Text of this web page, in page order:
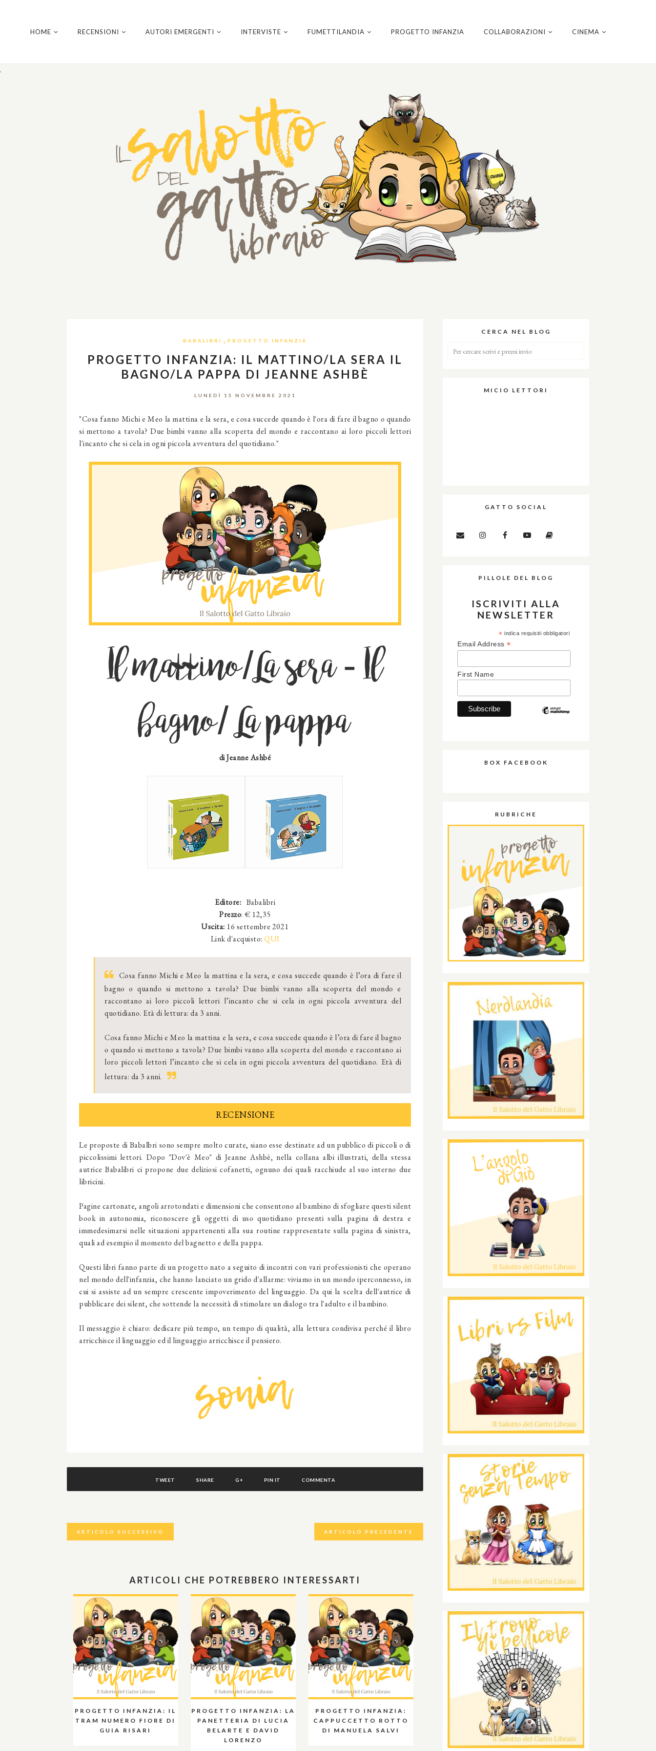
.
HOME RECENSIONI AUTORI EMERGENTI INTERVISTE FUMETTILANDIA PROGETTO INFANZIA COLLABORAZIONI CINEMA
BABALIBRI , PROGETTO INFANZIA
PROGETTO INFANZIA: IL MATTINO/LA SERA IL
BAGNO/LA PAPPA DI JEANNE ASHBÈ
LUNEDÌ 15 NOVEMBRE 2021
"Cosa fanno Michi e Meo la mattina e la sera, e cosa succede quando è l'ora di fare il bagno o quando
si mettono a tavola? Due bimbi vanno alla scoperta del mondo e raccontano ai loro piccoli lettori
l'incanto che si cela in ogni piccola avventura del quotidiano."
Il mattino/La sera - Il
bagno/ La pappa
diJeanne Ashbé
Editore: Babalibri
Prezzo: € 12,35
Uscita: 16 settembre 2021
Link d'acquisto: QUI
Cosa fanno Michi e Meo la mattina e la sera, e cosa succede quando è l’ora di fare il
bagno o quando si mettono a tavola? Due bimbi vanno alla scoperta del mondo e
raccontano ai loro piccoli lettori l’incanto che si cela in ogni piccola avventura del
quotidiano. Età di lettura: da 3 anni.
Cosa fanno Michi e Meo la mattina e la sera, e cosa succede quando è l’ora di fare il bagno
o quando si mettono a tavola? Due bimbi vanno alla scoperta del mondo e raccontano ai
loro piccoli lettori l’incanto che si cela in ogni piccola avventura del quotidiano. Età di
lettura: da 3 anni.
RECENSIONE
Le proposte di Babalbri sono sempre molto curate, siano esse destinate ad un pubblico di piccoli o di
piccolissimi lettori. Dopo "Dov'è Meo" di Jeanne Ashbè, nella collana albi illustrati, della stessa
autrice Babalibri ci propone due deliziosi cofanetti, ognuno dei quali racchiude al suo interno due
libricini.
Pagine cartonate, angoli arrotondati e dimensioni che consentono al bambino di sfogliare questi silent
book in autonomia, riconoscere gli oggetti di uso quotidiano presenti sulla pagina di destra e
immedesimarsi nelle situazioni appartenenti alla sua routine rappresentate sulla pagina di sinistra,
quali ad esempio il momento del bagnetto e della pappa.
Questi libri fanno parte di un progetto nato a seguito di incontri con vari professionisti che operano
nel mondo dell'infanzia, che hanno lanciato un grido d'allarme: viviamo in un mondo iperconnesso, in
cui si assiste ad un sempre crescente impoverimento del linguaggio. Da qui la scelta dell'autrice di
pubblicare dei silent, che sottende la necessità di stimolare un dialogo tra l'adulto e il bambino.
Il messaggio è chiaro: dedicare più tempo, un tempo di qualità, alla lettura condivisa perché il libro
arricchisce il linguaggio ed il linguaggio arricchisce il pensiero.
TWEET SHARE G+ PIN IT COMMENTA
ARTICOLO SUCCESSIVO ARTICOLO PRECEDENTE
ARTICOLI CHE POTREBBERO INTERESSARTI
PROGETTO INFANZIA: IL
TRAM NUMERO FIORE DI
GUIA RISARI
PROGETTO INFANZIA: LA
PANETTERIA DI LUCIA
BELARTE E DAVID
LORENZO
PROGETTO INFANZIA:
CAPPUCCETTO ROTTO
DI MANUELA SALVI
CERCA NEL BLOG
MICIO LETTORI
GATTO SOCIAL
PILLOLE DEL BLOG
ISCRIVITI ALLA
NEWSLETTER
* indica requisiti obbligatori
Email Address *
First Name
BOX FACEBOOK
RUBRICHE